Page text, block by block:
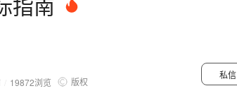
19872浏览 版权
私信